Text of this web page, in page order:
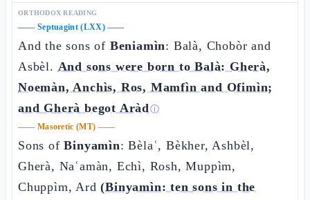
ORTHODOX READING
—— Septuagint (LXX)——
And the sons of Beniamìn: Balà, Chobòr and
Asbèl. And sons were born to Balà: Gherà,
Noemàn, Anchìs, Ros, Mamfìn and Ofimìn;
and Gherà begot Aràdⓘ
—— Masoretic (MT) ——
Sons ofBinyamìn: Bèlaʿ, Bèkher, Ashbèl,
Gherà, Naʿamàn, Echì, Rosh, Muppìm,
Chuppìm, Ard(Binyamìn: ten sons in the